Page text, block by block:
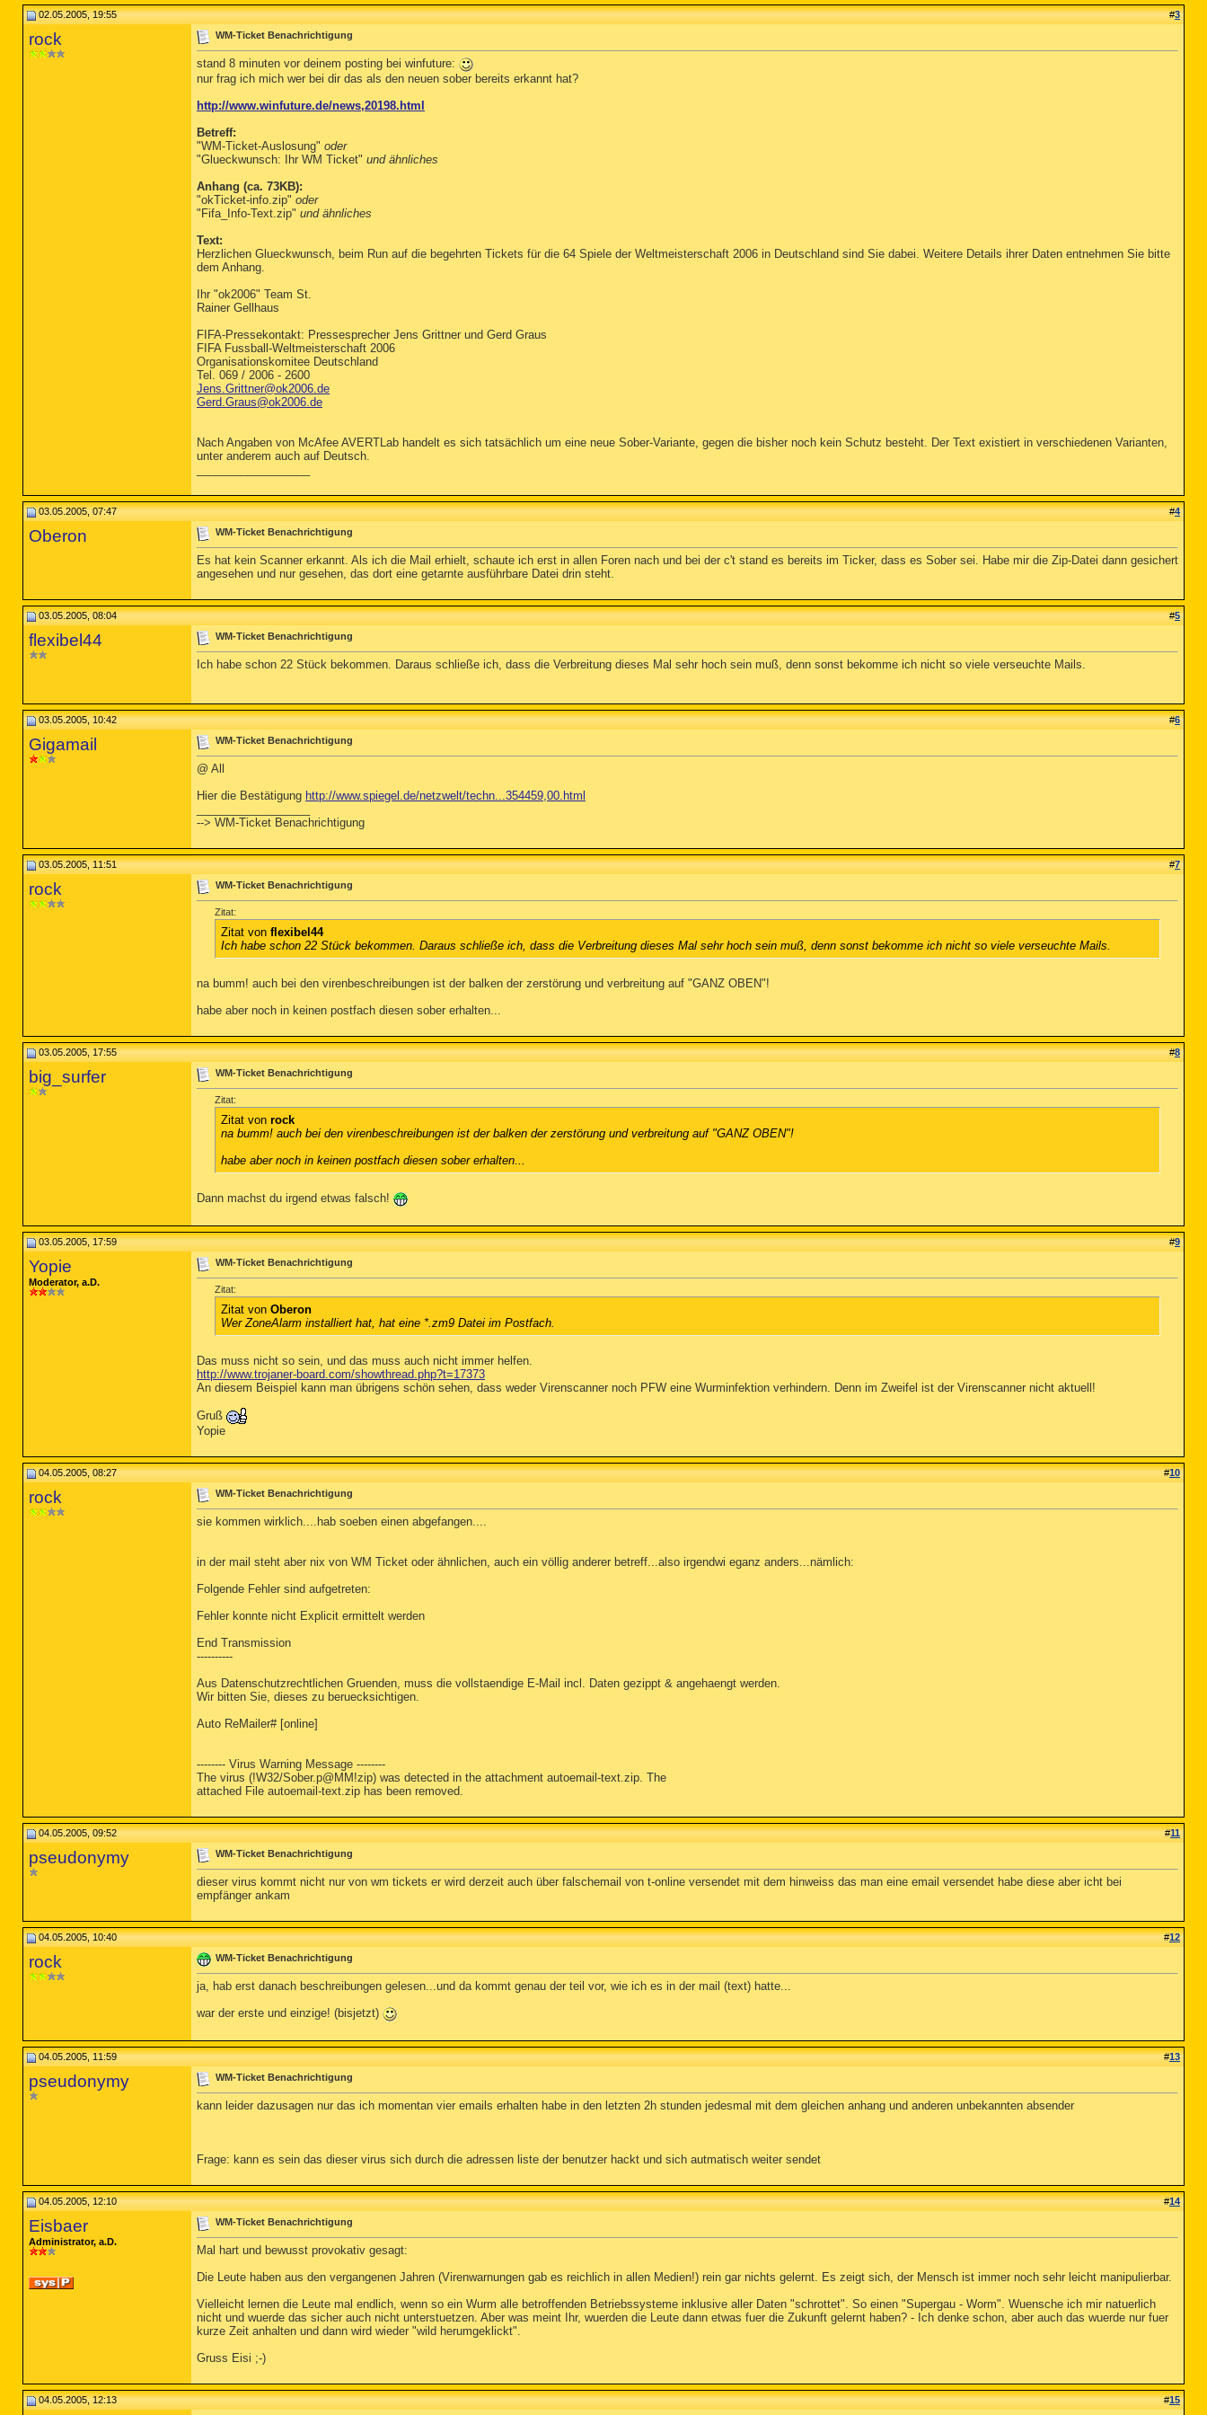
02.05.2005, 19:55 #3
rock WM-Ticket Benachrichtigung
stand 8 minuten vor deinem posting bei winfuture:
nur frag ich mich wer bei dir das als den neuen sober bereits erkannt hat?
http://www.winfuture.de/news,20198.html
Betreff:
"WM-Ticket-Auslosung" oder
"Glueckwunsch: Ihr WM Ticket" und ähnliches
Anhang (ca. 73KB):
"okTicket-info.zip" oder
"Fifa_Info-Text.zip" und ähnliches
Text:
Herzlichen Glueckwunsch, beim Run auf die begehrten Tickets für die 64 Spiele der Weltmeisterschaft 2006 in Deutschland sind Sie dabei. Weitere Details ihrer Daten entnehmen Sie bitte
dem Anhang.
Ihr "ok2006" Team St.
Rainer Gellhaus
FIFA-Pressekontakt: Pressesprecher Jens Grittner und Gerd Graus
FIFA Fussball-Weltmeisterschaft 2006
Organisationskomitee Deutschland
Tel. 069 / 2006 - 2600
Jens.Grittner@ok2006.de
Gerd.Graus@ok2006.de
Nach Angaben von McAfee AVERTLab handelt es sich tatsächlich um eine neue Sober-Variante, gegen die bisher noch kein Schutz besteht. Der Text existiert in verschiedenen Varianten,
unter anderem auch auf Deutsch.
03.05.2005, 07:47 #4
Oberon WM-Ticket Benachrichtigung
Es hat kein Scanner erkannt. Als ich die Mail erhielt, schaute ich erst in allen Foren nach und bei der c't stand es bereits im Ticker, dass es Sober sei. Habe mir die Zip-Datei dann gesichert
angesehen und nur gesehen, das dort eine getarnte ausführbare Datei drin steht.
03.05.2005, 08:04 #5
flexibel44 WM-Ticket Benachrichtigung
Ich habe schon 22 Stück bekommen. Daraus schließe ich, dass die Verbreitung dieses Mal sehr hoch sein muß, denn sonst bekomme ich nicht so viele verseuchte Mails.
03.05.2005, 10:42 #6
Gigamail WM-Ticket Benachrichtigung
@ All
Hier die Bestätigung http://www.spiegel.de/netzwelt/techn...354459,00.html
--> WM-Ticket Benachrichtigung
03.05.2005, 11:51 #7
rock WM-Ticket Benachrichtigung
Zitat:
Zitat von flexibel44
Ich habe schon 22 Stück bekommen. Daraus schließe ich, dass die Verbreitung dieses Mal sehr hoch sein muß, denn sonst bekomme ich nicht so viele verseuchte Mails.
na bumm! auch bei den virenbeschreibungen ist der balken der zerstörung und verbreitung auf "GANZ OBEN"!
habe aber noch in keinen postfach diesen sober erhalten...
03.05.2005, 17:55 #8
big_surfer WM-Ticket Benachrichtigung
Zitat:
Zitat von rock
na bumm! auch bei den virenbeschreibungen ist der balken der zerstörung und verbreitung auf "GANZ OBEN"!
habe aber noch in keinen postfach diesen sober erhalten...
Dann machst du irgend etwas falsch!
03.05.2005, 17:59 #9
Yopie
Moderator, a.D.
WM-Ticket Benachrichtigung
Zitat:
Zitat von Oberon
Wer ZoneAlarm installiert hat, hat eine *.zm9 Datei im Postfach.
Das muss nicht so sein, und das muss auch nicht immer helfen.
http://www.trojaner-board.com/showthread.php?t=17373
An diesem Beispiel kann man übrigens schön sehen, dass weder Virenscanner noch PFW eine Wurminfektion verhindern. Denn im Zweifel ist der Virenscanner nicht aktuell!
Gruß
Yopie
04.05.2005, 08:27 #10
rock WM-Ticket Benachrichtigung
sie kommen wirklich....hab soeben einen abgefangen....
in der mail steht aber nix von WM Ticket oder ähnlichen, auch ein völlig anderer betreff...also irgendwi eganz anders...nämlich:
Folgende Fehler sind aufgetreten:
Fehler konnte nicht Explicit ermittelt werden
End Transmission
----------
Aus Datenschutzrechtlichen Gruenden, muss die vollstaendige E-Mail incl. Daten gezippt & angehaengt werden.
Wir bitten Sie, dieses zu beruecksichtigen.
Auto ReMailer# [online]
-------- Virus Warning Message --------
The virus (!W32/Sober.p@MM!zip) was detected in the attachment autoemail-text.zip. The
attached File autoemail-text.zip has been removed.
04.05.2005, 09:52 #11
pseudonymy WM-Ticket Benachrichtigung
dieser virus kommt nicht nur von wm tickets er wird derzeit auch über falschemail von t-online versendet mit dem hinweiss das man eine email versendet habe diese aber icht bei
empfänger ankam
04.05.2005, 10:40 #12
rock WM-Ticket Benachrichtigung
ja, hab erst danach beschreibungen gelesen...und da kommt genau der teil vor, wie ich es in der mail (text) hatte...
war der erste und einzige! (bisjetzt)
04.05.2005, 11:59 #13
pseudonymy WM-Ticket Benachrichtigung
kann leider dazusagen nur das ich momentan vier emails erhalten habe in den letzten 2h stunden jedesmal mit dem gleichen anhang und anderen unbekannten absender
Frage: kann es sein das dieser virus sich durch die adressen liste der benutzer hackt und sich autmatisch weiter sendet
04.05.2005, 12:10 #14
Eisbaer
Administrator, a.D.
WM-Ticket Benachrichtigung
Mal hart und bewusst provokativ gesagt:
Die Leute haben aus den vergangenen Jahren (Virenwarnungen gab es reichlich in allen Medien!) rein gar nichts gelernt. Es zeigt sich, der Mensch ist immer noch sehr leicht manipulierbar.
Vielleicht lernen die Leute mal endlich, wenn so ein Wurm alle betroffenden Betriebssysteme inklusive aller Daten "schrottet". So einen "Supergau - Worm". Wuensche ich mir natuerlich
nicht und wuerde das sicher auch nicht unterstuetzen. Aber was meint Ihr, wuerden die Leute dann etwas fuer die Zukunft gelernt haben? - Ich denke schon, aber auch das wuerde nur fuer
kurze Zeit anhalten und dann wird wieder "wild herumgeklickt".
Gruss Eisi ;-)
04.05.2005, 12:13 #15